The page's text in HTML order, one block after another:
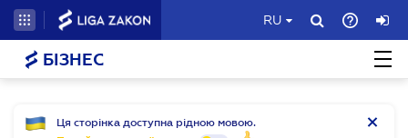
RU
БІЗНЕС
Ця сторінка доступна рідною мовою.